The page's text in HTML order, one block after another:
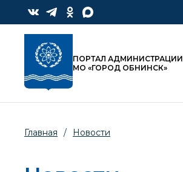
ПОРТАЛ АДМИНИСТРАЦИИ
МО «ГОРОД ОБНИНСК»
Главная / Новости